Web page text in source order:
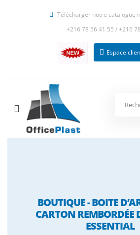
Télécharger notre catalogue
+216 78 56 41 55 /+216
Espace
BOUTIQUE - BOITE
CARTON REMBORDÉE
ESSENTIAL